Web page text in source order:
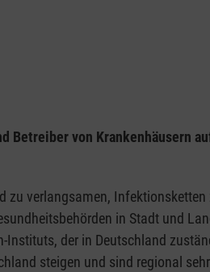
Betreiber von Krankenhäusern
zu verlangsamen, Infektionsketten
in Stadt und
der in Deutschland
steigen und sind regional